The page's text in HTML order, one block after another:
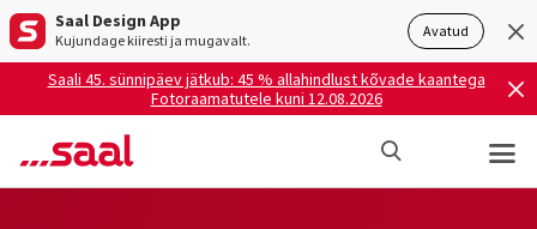
Saal Design App
Kujundage kiiresti ja mugavalt. Avatud
Saali 45. sünnipäev jätkub: 45 % allahindlust kõvade kaantega
Fotoraamatutele kuni 12.08.2026